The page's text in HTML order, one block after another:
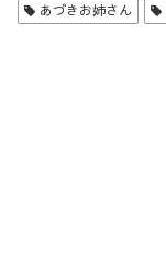
あづきお姉さん